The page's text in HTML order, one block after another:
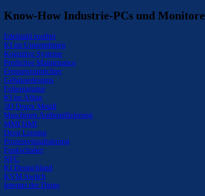
Know-How Industrie-PCs und Monitore
Edelstahl rostfrei
KI im Unternehmen
Kognitive Systeme
Predictive Maintenance
Frequenzumrichter
Gehäusedesigns
Folientastatur
KI im Alltag
3D Druck Metall
Maschinen Authentifizierung
MMI HMI
Deep Lerning
Prozessvisualisierung
Funkschalter
NFC
KI Deutschland
KVM Switch
Internet der Dinge